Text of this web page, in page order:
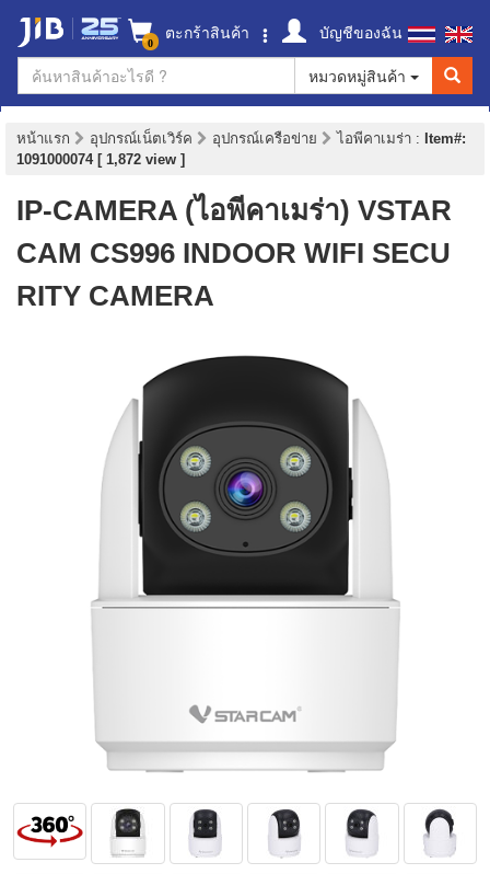
0 ตะกร้าสินค้า
บัญชีของฉัน
หมวดหมู่สินค้า
หน้าแรก อุปกรณ์เน็ตเวิร์ค อุปกรณ์เครือข่าย ไอพีคาเมร่า : Item#:
1091000074 [ 1,872 view ]
IP-CAMERA (ไอพีคาเมร่า) VSTAR
CAM CS996 INDOOR WIFI SECU
RITY CAMERA